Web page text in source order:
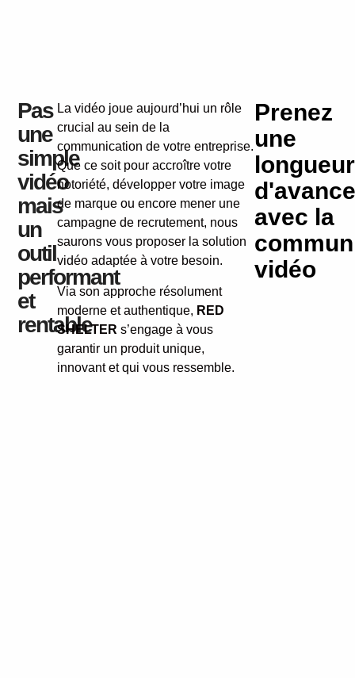
Pas
une
simple
vidéo
mais
un
outil
performant
et
rentable
La vidéo joue aujourd’hui un rôle
crucial au sein de la
communication de votre entreprise.
Que ce soit pour accroître votre
notoriété, développer votre image
de marque ou encore mener une
campagne de recrutement, nous
saurons vous proposer la solution
vidéo adaptée à votre besoin.
Via son approche résolument
moderne et authentique, RED
SHELTER s’engage à vous
garantir un produit unique,
innovant et qui vous ressemble.
Prenez
une
longueur
d'avance
avec la
vidéo